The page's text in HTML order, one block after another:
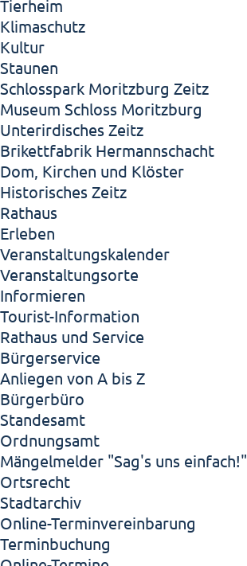
Tierheim
Klimaschutz
Kultur
Staunen
Schlosspark Moritzburg Zeitz
Museum Schloss Moritzburg
Unterirdisches Zeitz
Brikettfabrik Hermannschacht
Dom, Kirchen und Klöster
Historisches Zeitz
Rathaus
Erleben
Veranstaltungskalender
Veranstaltungsorte
Informieren
Tourist-Information
Rathaus und Service
Bürgerservice
Anliegen von A bis Z
Bürgerbüro
Standesamt
Ordnungsamt
Mängelmelder "Sag's uns einfach!"
Ortsrecht
Stadtarchiv
Online-Terminvereinbarung
Terminbuchung